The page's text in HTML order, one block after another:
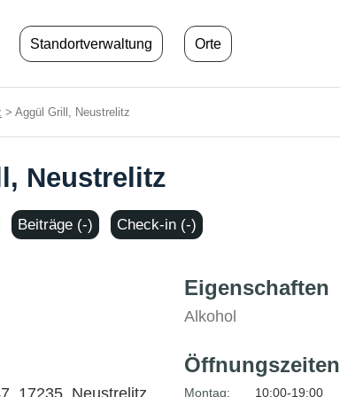
Standortverwaltung Orte
> Aggül Grill, Neustrelitz
Neustrelitz
Beiträge (-) Check-in (-)
17235, Neustrelitz
Eigenschaften
Alkohol
Öffnungszeiten
Montag:
10:00-19:00